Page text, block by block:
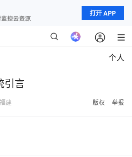
打开 APP
个人
引言
建 版权 举报